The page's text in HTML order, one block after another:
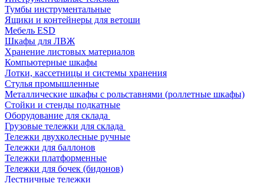
Тумбы инструментальные
Ящики и контейнеры для ветоши
Мебель ESD
Шкафы для ЛВЖ
Хранение листовых материалов
Компьютерные шкафы
Лотки, кассетницы и системы хранения
Стулья промышленные
Металлические шкафы с рольставнями (роллетные шкафы)
Стойки и стенды подкатные
Оборудование для склада
Грузовые тележки для склада
Тележки двухколесные ручные
Тележки для баллонов
Тележки платформенные
Тележки для бочек (бидонов)
Лестничные тележки